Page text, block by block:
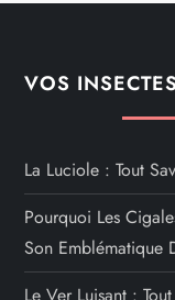
VOS
La Luciole : Tout
Pourquoi Les
Son Emblématique